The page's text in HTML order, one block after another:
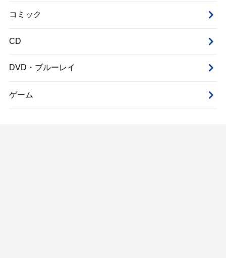
コミック
CD
DVD・ブルーレイ
ゲーム